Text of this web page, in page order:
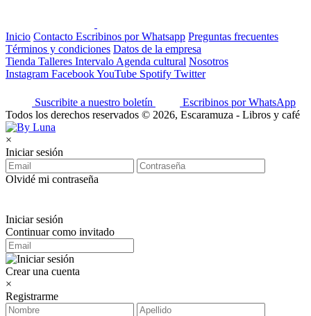
Inicio Contacto Escribinos por Whatsapp Preguntas frecuentes
Términos y condiciones Datos de la empresa
Tienda Talleres Intervalo Agenda cultural Nosotros
Instagram FacebookYouTube Spotify Twitter
Suscribite a nuestro boletín
Escribinos por WhatsApp
Todos los derechos reservados © 2026, Escaramuza - Libros y café
×
Iniciar sesión
Olvidé mi contraseña
Iniciar sesión
Continuar como invitado
Crear una cuenta
×
Registrarme